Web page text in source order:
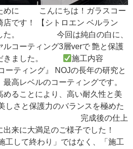
めに こんにちは！ガラスコー
です！ 【シトロエン ベルラン
した。 今回は純白の白に、
ルコーティング3層verで 艶と保護
だきました。
施工内容
ィング』 NOJの長年の研究と
高レベルのコーティングです。
めることにより、高い耐久性と美
しさと保護力のバランスを極めた
。 完成後の仕上
来に大満足のご様子でした！
して終わり」ではなく、「施工